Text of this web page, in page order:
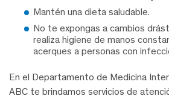
Mantén una dieta saludable.
No te expongas a cambios
realiza higiene de manos
acerques a personas con
En el Departamento de Medicina
ABC te brindamos servicios de